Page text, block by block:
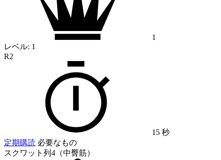
1
レベル: 1
R2
15 秒
定期購読 必要なもの
スクワット列4（中臀筋）